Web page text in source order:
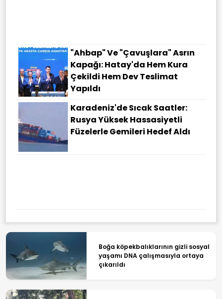
"Ahbap" Ve "çavuşlara" Asrın
Kapağı: Hatay'da Hem Kura
Çekildi Hem Dev Teslimat
Yapıldı
Karadeniz'de Sıcak Saatler:
Rusya Yüksek Hassasiyetli
Füzelerle Gemileri Hedef Aldı
Boğa köpekbalıklarının gizli sosyal
yaşamı DNA çalışmasıyla ortaya
çıkarıldı